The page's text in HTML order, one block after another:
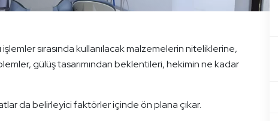
sırasında kullanılacak malzemelerin niteliklerine,
gülüş tasarımından beklentileri, hekimin ne kadar
da belirleyici faktörler içinde ön plana çıkar.